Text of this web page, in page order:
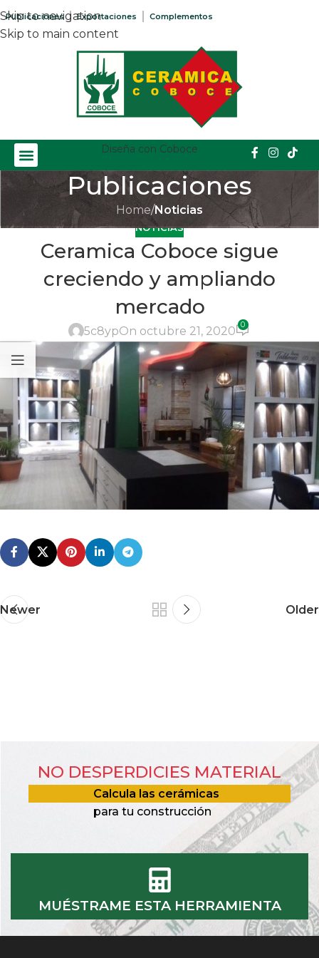
Skip to navigation
Skip to main content
Publicaciones Exportaciones Complementos
Diseña con Coboce
Publicaciones
Home/Noticias
NOTICIAS
Ceramica Coboce sigue
creciendo y ampliando
mercado
5c8ypOn octubre 21, 2020 0
Newer Older
NO DESPERDICIES MATERIAL
Calcula las cerámicas
para tu construcción
MUÉSTRAME ESTA HERRAMIENTA